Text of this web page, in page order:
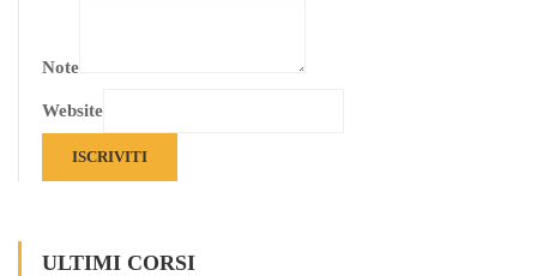
Note
Website
ISCRIVITI
ULTIMI CORSI